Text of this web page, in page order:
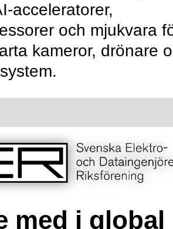
acceleratorer,
och mjukvara
kameror, drönare
med i global